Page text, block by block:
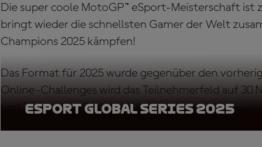
Die super coole MotoGP™ eSport-Meisterschaft ist
bringt wieder die schnellsten Gamer der Welt
Champions 2025 kämpfen!
Das Format für 2025 wurde gegenüber den
Online-Challenges wird das Teilnehmerfeld auf 30
und 15 aus dem Rest der Welt.
eSport Global Series 2025